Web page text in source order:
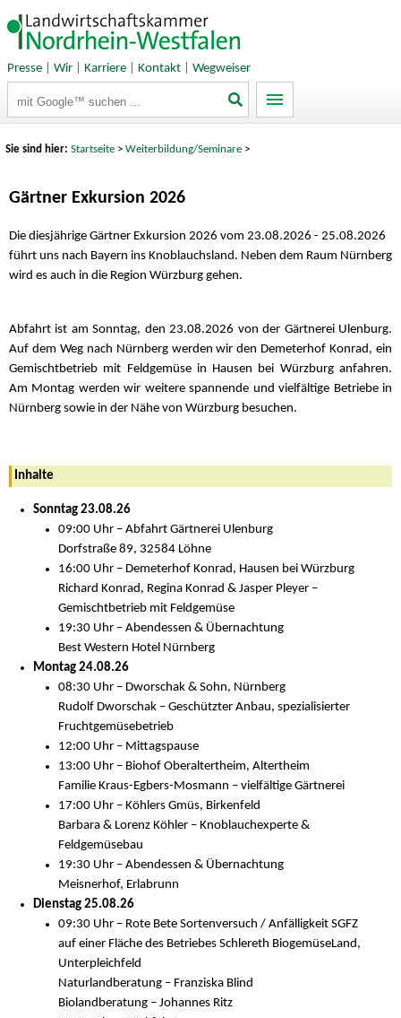
Presse| Wir| Karriere| Kontakt| Wegweiser
Sie sind hier:Startseite >Weiterbildung/Seminare >
Gärtner Exkursion 2026
Die diesjährige Gärtner Exkursion 2026 vom 23.08.2026 - 25.08.2026
führt uns nach Bayern ins Knoblauchsland. Neben dem Raum Nürnberg
wird es auch in die Region Würzburg gehen.
Abfahrt ist am Sonntag, den 23.08.2026 von der Gärtnerei Ulenburg.
Auf dem Weg nach Nürnberg werden wir den Demeterhof Konrad, ein
Gemischtbetrieb mit Feldgemüse in Hausen bei Würzburg anfahren.
Am Montag werden wir weitere spannende und vielfältige Betriebe in
Nürnberg sowie in der Nähe von Würzburg besuchen.
Inhalte
Sonntag 23.08.26
09:00 Uhr – Abfahrt Gärtnerei Ulenburg
Dorfstraße 89, 32584 Löhne
16:00 Uhr – Demeterhof Konrad, Hausen bei Würzburg
Richard Konrad, Regina Konrad & Jasper Pleyer –
Gemischtbetrieb mit Feldgemüse
19:30 Uhr – Abendessen & Übernachtung
Best Western Hotel Nürnberg
Montag 24.08.26
08:30 Uhr – Dworschak & Sohn, Nürnberg
Rudolf Dworschak – Geschützter Anbau, spezialisierter
Fruchtgemüsebetrieb
12:00 Uhr – Mittagspause
13:00 Uhr – Biohof Oberaltertheim, Altertheim
Familie Kraus-Egbers-Mosmann – vielfältige Gärtnerei
17:00 Uhr – Köhlers Gmüs, Birkenfeld
Barbara & Lorenz Köhler – Knoblauchexperte &
Feldgemüsebau
19:30 Uhr – Abendessen & Übernachtung
Meisnerhof, Erlabrunn
Dienstag 25.08.26
09:30 Uhr – Rote Bete Sortenversuch / Anfälligkeit SGFZ
auf einer Fläche des Betriebes Schlereth BiogemüseLand,
Unterpleichfeld
Naturlandberatung – Franziska Blind
Biolandberatung – Johannes Ritz